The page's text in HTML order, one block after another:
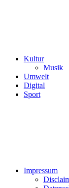
Kultur
Musik
Umwelt
Digital
Sport
Impressum